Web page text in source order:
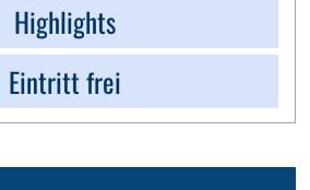
Highlights
Eintritt frei